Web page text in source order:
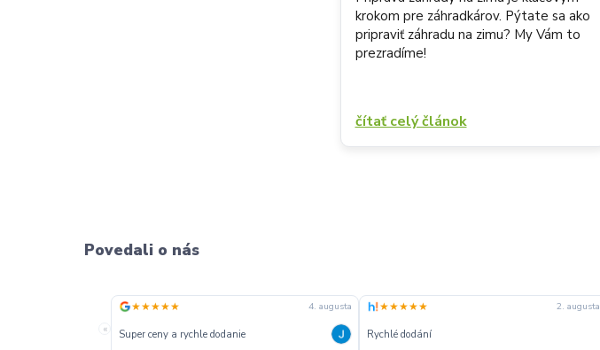
krokom pre záhradkárov. Pýtate sa ako
pripraviť záhradu na zimu? My Vám to
prezradíme!
čítať celý článok
Povedali o nás
«
★★★★★ 4. augusta
Super ceny a rychle dodanie
★★★★★ 2. augusta
Rychlé dodání